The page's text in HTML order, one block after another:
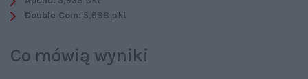
Double Coin: 5,688 pkt
Co mówią wyniki